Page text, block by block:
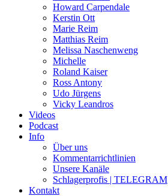
Howard Carpendale
Kerstin Ott
Marie Reim
Matthias Reim
Melissa Naschenweng
Michelle
Roland Kaiser
Ross Antony
Udo Jürgens
Vicky Leandros
Videos
Podcast
Info
Über uns
Kommentarrichtlinien
Unsere Kanäle
Schlagerprofis | TELEGRAM
Kontakt